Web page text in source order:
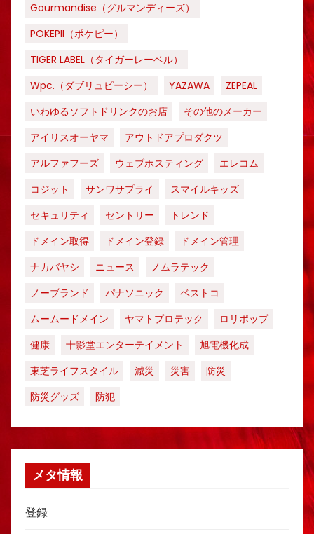
Gourmandise（グルマンディーズ）
POKEPII（ポケピー）
TIGER LABEL（タイガーレーベル）
Wpc.（ダブリュピーシー）
YAZAWA
ZEPEAL
いわゆるソフトドリンクのお店
その他のメーカー
アイリスオーヤマ
アウトドアプロダクツ
アルファフーズ
ウェブホスティング
エレコム
コジット
サンワサプライ
スマイルキッズ
セキュリティ
セントリー
トレンド
ドメイン取得
ドメイン登録
ドメイン管理
ナカバヤシ
ニュース
ノムラテック
ノーブランド
パナソニック
ベストコ
ムームードメイン
ヤマトプロテック
ロリポップ
健康
十影堂エンターテイメント
旭電機化成
東芝ライフスタイル
減災 災害
防災
防災グッズ
防犯
メタ情報
登録